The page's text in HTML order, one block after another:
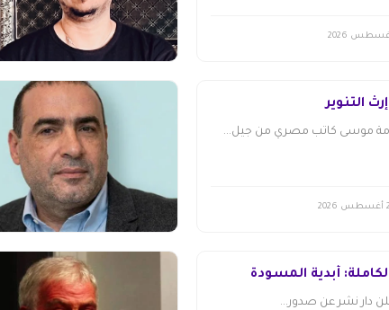
التّنوير
موسى كاتب مصري من جيل...
2026
أبدية المسودة
دار نشر عن صدور...